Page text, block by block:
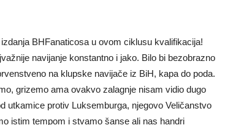
BHFanaticosa u ovom ciklusu kvalifikacija!
navijanje konstantno i jako. Bilo bi bezobrazno
na klupske navijače iz BiH, kapa do poda.
grizemo ama ovakvo zalagnje nisam vidio dugo
utkamice protiv Luksemburga, njegovo Veličanstvo
istim tempom i stvamo šanse ali nas handri